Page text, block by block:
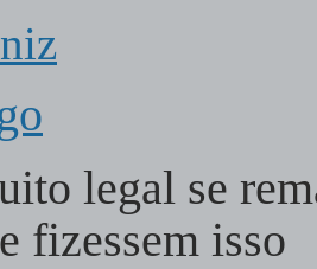
legal se
fizessem isso